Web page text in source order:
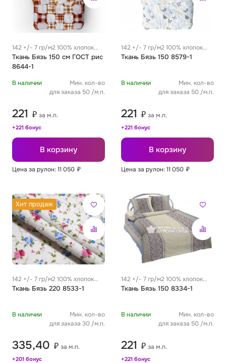
142 +/- 7 гр/м2 100% хлопок
0.29 м
Ткань Бязь 150 см ГОСТ рис
8644-1
В наличии
Мин. кол-во
для заказа 50 /м.п.
221 ₽ за м.п.
+221 бонус
В корзину
Цена за рулон: 11 050 ₽
142 +/- 7 гр/м2 100% хлопок
0.29 м
Ткань Бязь 150 8579-1
В наличии
Мин. кол-во
для заказа 50 /м.п.
221 ₽ за м.п.
+221 бонус
В корзину
Цена за рулон: 11 050 ₽
Хит продаж
142 +/- 7 гр/м2 100% хлопок
0.29 м
Ткань Бязь 220 8533-1
В наличии
Мин. кол-во
для заказа 30 /м.п.
335,40 ₽ за м.п.
+201 бонус
142 +/- 7 гр/м2 100% хлопок
0.29 м
Ткань Бязь 150 8334-1
В наличии
Мин. кол-во
для заказа 50 /м.п.
221 ₽ за м.п.
+221 бонус